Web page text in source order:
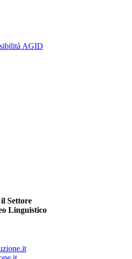
AGID
Settore
Linguistico